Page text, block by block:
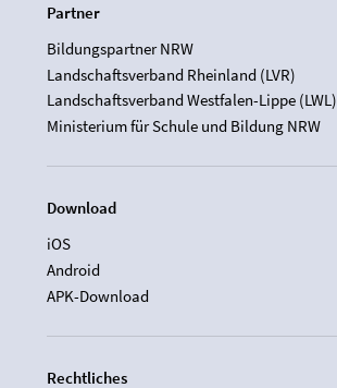
Partner
Bildungspartner NRW
Landschaftsverband Rheinland (LVR)
Landschaftsverband Westfalen-Lippe (LWL)
Ministerium für Schule und Bildung NRW
Download
iOS
Android
APK-Download
Rechtliches